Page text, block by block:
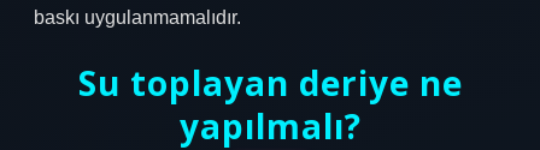
baskı uygulanmamalıdır.
Su toplayan deriye ne
yapılmalı?